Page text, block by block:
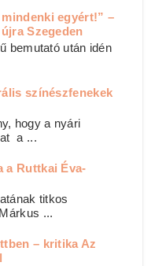
egyért!” –
Szegeden
bemutató után idén
színészfenekek
hogy a nyári
a ...
a Ruttkai Éva-
titkos
...
– kritika Az